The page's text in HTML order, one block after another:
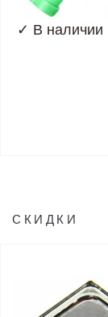
✓ В наличии
СКИДКИ